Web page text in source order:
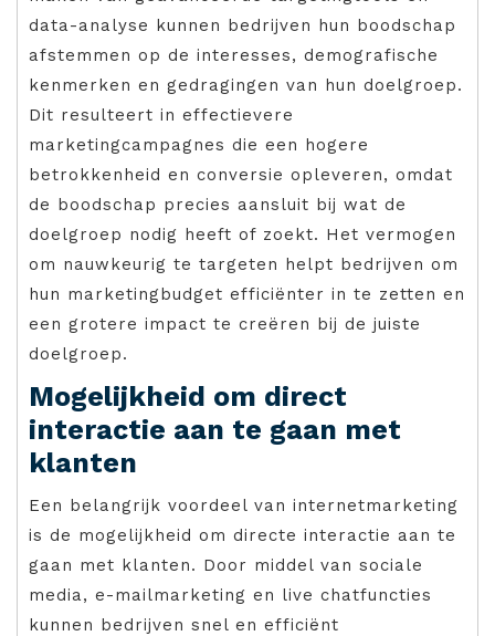
data-analyse kunnen bedrijven hun boodschap
afstemmen op de interesses, demografische
kenmerken en gedragingen van hun doelgroep.
Dit resulteert in effectievere
marketingcampagnes die een hogere
betrokkenheid en conversie opleveren, omdat
de boodschap precies aansluit bij wat de
doelgroep nodig heeft of zoekt. Het vermogen
om nauwkeurig te targeten helpt bedrijven om
hun marketingbudget efficiënter in te zetten en
een grotere impact te creëren bij de juiste
doelgroep.
Mogelijkheid om direct
interactie aan te gaan met
klanten
Een belangrijk voordeel van internetmarketing
is de mogelijkheid om directe interactie aan te
gaan met klanten. Door middel van sociale
media, e-mailmarketing en live chatfuncties
kunnen bedrijven snel en efficiënt